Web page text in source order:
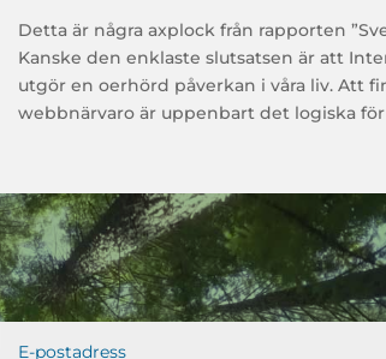
Detta är några axplock från rapporten
Kanske den enklaste slutsatsen är att
utgör en oerhörd påverkan i våra liv. Att
webbnärvaro är uppenbart det logiska